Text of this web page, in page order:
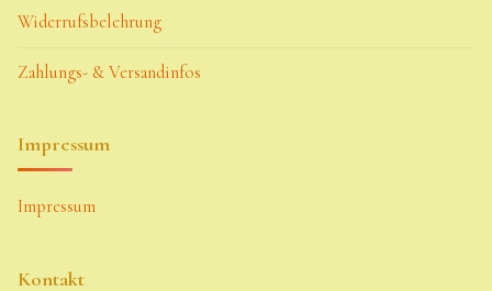
Widerrufsbelehrung
Zahlungs- & Versandinfos
Impressum
Impressum
Kontakt